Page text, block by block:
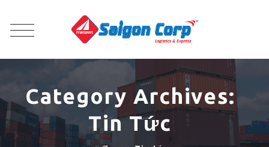
Category Archives:
Tin Tức